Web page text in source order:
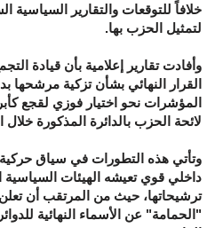
خلافاً للتوقعات والتقارير السياسية
لتمثيل الحزب بها.
وأفادت تقارير إعلامية بأن قيادة
القرار النهائي بشأن تزكية مرشحها
المؤشرات نحو اختيار فوزي لقجع
لائحة الحزب بالدائرة المذكورة خلال
وتأتي هذه التطورات في سياق
داخلي قوي تعيشه الهيئات السياسية
ترشيحاتها، حيث من المرتقب أن تعلن
"الحمامة" عن الأسماء النهائية